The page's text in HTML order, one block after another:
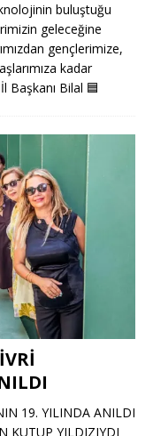
buluştuğu
geleceğine
gençlerimize,
kadar
Başkanı Bilal 🟦
19. YILINDA ANILDI
KUTUP YILDIZIYDI